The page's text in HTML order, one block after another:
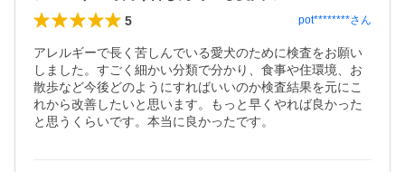
5 pot********さん
アレルギーで長く苦しんでいる愛犬のために検査をお願い
しました。すごく細かい分類で分かり、食事や住環境、お
散歩など今後どのようにすればいいのか検査結果を元にこ
れから改善したいと思います。もっと早くやれば良かった
と思うくらいです。本当に良かったです。